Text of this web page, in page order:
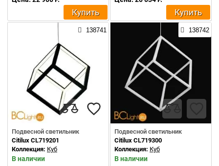
Купить Купить
138741
Подвесной светильник
Citilux CL719201
Коллекция: Куб
В наличии
138742
Подвесной светильник
Citilux CL719300
Коллекция: Куб
В наличии